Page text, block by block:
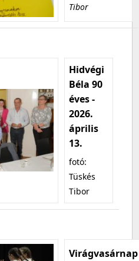
Tibor
Hidvégi
Béla 90
éves -
2026.
április
13.
fotó:
Tüskés
Tibor
Virágvasárnap